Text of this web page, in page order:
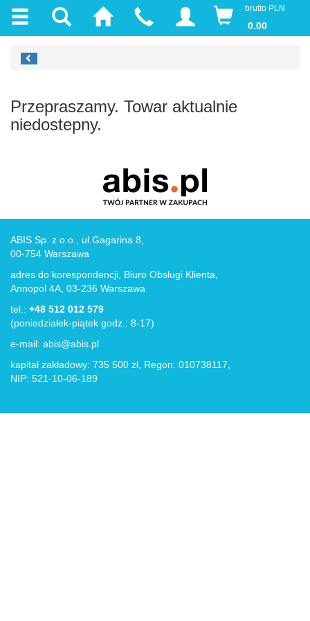
brutto PLN
0.00
Przepraszamy. Towar aktualnie
niedostepny.
ABIS Sp. z o.o., ul.Gagarina 8,
00-754 Warszawa
adres do korespondencji, Biuro Obsługi Klienta,
Annopol 4A, 03-236 Warszawa
tel.: +48 512 012 579
(poniedziałek-piątek godz.: 8-17)
e-mail: abis@abis.pl
kapitał zakładowy: 735 500 zł, Regon: 010738117,
NIP: 521-10-06-189